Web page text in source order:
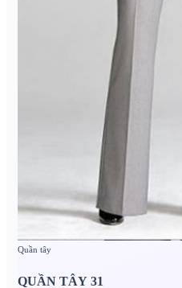
Quần tây
QUẦN TÂY 31